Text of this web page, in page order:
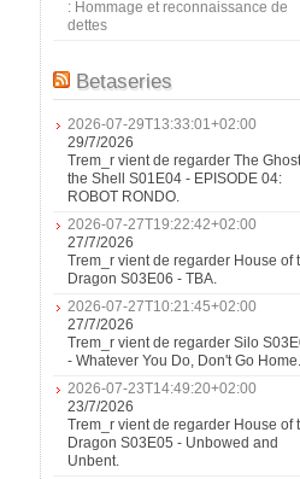
: Hommage et reconnaissance de
dettes
Betaseries
2026-07-29T13:33:01+02:00
29/7/2026
Trem_r vient de regarder The
the Shell S01E04 - EPISODE 04:
ROBOT RONDO.
2026-07-27T19:22:42+02:00
27/7/2026
Trem_r vient de regarder House of
Dragon S03E06 - TBA.
2026-07-27T10:21:45+02:00
27/7/2026
Trem_r vient de regarder Silo
- Whatever You Do, Don't Go Home.
2026-07-23T14:49:20+02:00
23/7/2026
Trem_r vient de regarder House of
Dragon S03E05 - Unbowed and
Unbent.